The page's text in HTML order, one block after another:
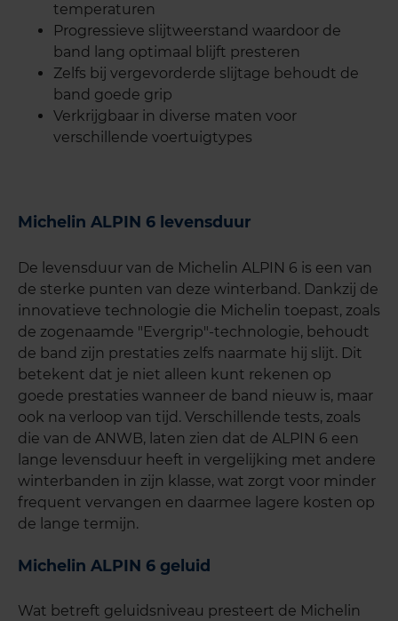
temperaturen
Progressieve slijtweerstand waardoor de
band lang optimaal blijft presteren
Zelfs bij vergevorderde slijtage behoudt de
band goede grip
Verkrijgbaar in diverse maten voor
verschillende voertuigtypes
Michelin ALPIN 6 levensduur
De levensduur van de Michelin ALPIN 6 is een van
de sterke punten van deze winterband. Dankzij de
innovatieve technologie die Michelin toepast, zoals
de zogenaamde "Evergrip"-technologie, behoudt
de band zijn prestaties zelfs naarmate hij slijt. Dit
betekent dat je niet alleen kunt rekenen op
goede prestaties wanneer de band nieuw is, maar
ook na verloop van tijd. Verschillende tests, zoals
die van de ANWB, laten zien dat de ALPIN 6 een
lange levensduur heeft in vergelijking met andere
winterbanden in zijn klasse, wat zorgt voor minder
frequent vervangen en daarmee lagere kosten op
de lange termijn.
Michelin ALPIN 6 geluid
Wat betreft geluidsniveau presteert de Michelin